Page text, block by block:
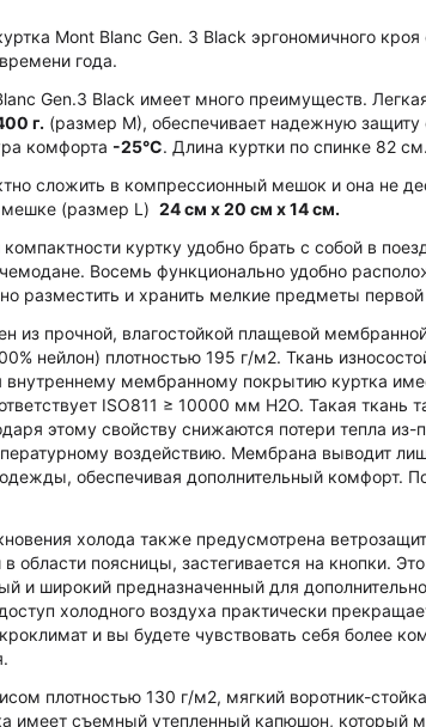
Mont Blanc Gen. 3 Black эргономичного
года.
Gen.3 Black имеет много преимуществ.
г. (размер М), обеспечивает надежную защиту
комфорта -25°C. Длина куртки по спинке 82 см.
сложить в компрессионный мешок и она не
(размер L) 24 см х 20 см х 14 см.
компактности куртку удобно брать с собой в
Восемь функционально удобно
разместить и хранить мелкие предметы
из прочной, влагостойкой плащевой
нейлон) плотностью 195 г/м2. Ткань
мембранному покрытию куртка
ISO811 ≥ 10000 мм Н2О. Такая ткань
этому свойству снижаются потери тепла
воздействию. Мембрана выводит
обеспечивая дополнительный комфорт.
холода также предусмотрена
в области поясницы, застегивается на кнопки.
и широкий предназначенный для
холодного воздуха практически
и вы будете чувствовать себя более
плотностью 130 г/м2, мягкий воротник-
имеет съемный утепленный капюшон, который